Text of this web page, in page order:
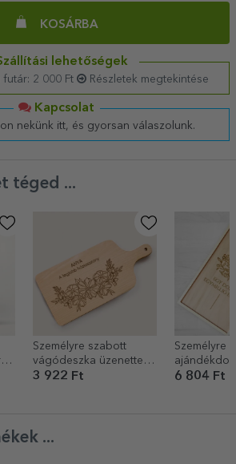
KOSÁRBA
lehetőségek
2 000 Ft Részletek megtekintése
Kapcsolat
nekünk itt, és gyorsan válaszolunk.
téged ...
Személyre szabott
vágódeszka üzenettel -
Virágos
3 922 Ft
Személyre
6 804 Ft
...